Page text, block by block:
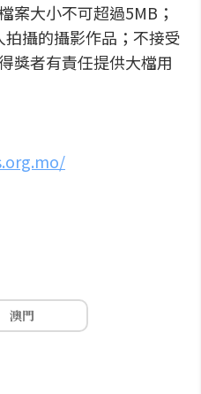
案大小不可超過5MB；
攝的攝影作品；不接受
獎者有責任提供大檔用
澳門